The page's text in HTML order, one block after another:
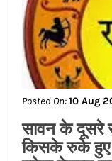
Posted On: 10 Aug
अमेरिका में H-